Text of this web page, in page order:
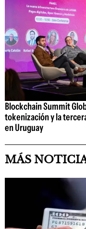
Blockchain Summit
tokenización y la
en Uruguay
MÁS